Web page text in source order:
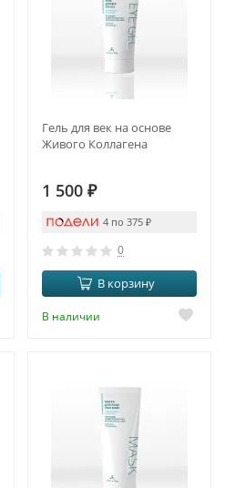
Гель для век на основе
Живого Коллагена
1 500 ₽
4 по 375 ₽
0
В корзину
В наличии